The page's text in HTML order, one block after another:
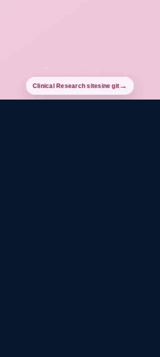
Clinical Research sitesine git